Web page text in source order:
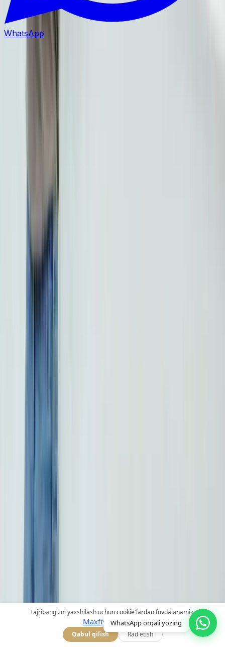
WhatsApp
Bosh sahifa
Shifokorlarimiz
Tajribangizni yaxshilash uchun cookie'lardan foydalanamiz.
Maxfiylik siyosati
Qabul qilish Rad etish
WhatsApp orqali yozing